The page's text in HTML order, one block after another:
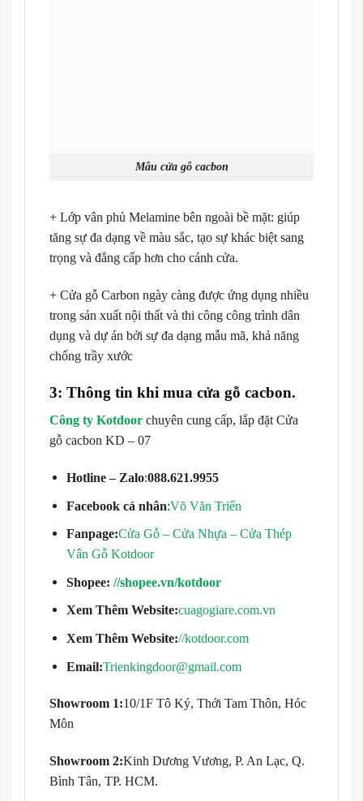
Mẫu cửa gỗ cacbon
+ Lớp vân phủ Melamine bên ngoài bề mặt: giúp
tăng sự đa dạng về màu sắc, tạo sự khác biệt sang
trọng và đẳng cấp hơn cho cánh cửa.
+ Cửa gỗ Carbon ngày càng được ứng dụng nhiều
trong sản xuất nội thất và thi công công trình dân
dụng và dự án bởi sự đa dạng mẫu mã, khả năng
chống trầy xước
3: Thông tin khi mua cửa gỗ cacbon.
Công ty Kotdoor chuyên cung cấp, lắp đặt Cửa
gỗ cacbon KD – 07
Hotline – Zalo:088.621.9955
Facebook cá nhân:Võ Văn Triển
Fanpage:Cửa Gỗ – Cửa Nhựa – Cửa Thép
Vân Gỗ Kotdoor
Shopee: //shopee.vn/kotdoor
Xem Thêm Website:cuagogiare.com.vn
Xem Thêm Website://kotdoor.com
Email:Trienkingdoor@gmail.com
Showroom 1:10/1F Tô Ký, Thới Tam Thôn, Hóc
Môn
Showroom 2:Kinh Dương Vương, P. An Lạc, Q.
Bình Tân, TP. HCM.